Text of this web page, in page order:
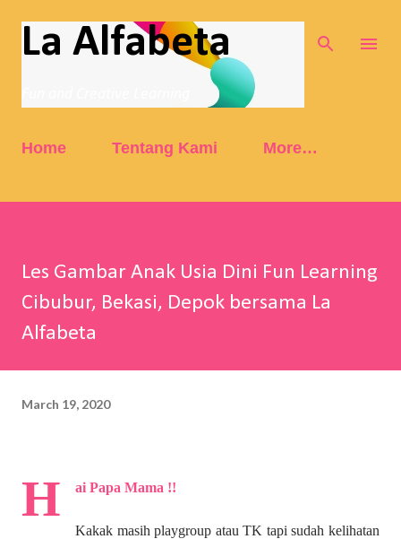
Skip to main content
La Alfabeta
Home Tentang Kami More…
Les Gambar Anak Usia Dini Fun Learning
Cibubur, Bekasi, Depok bersama La
Alfabeta
March 19, 2020
H ai Papa Mama !!
Kakak masih playgroup atau TK tapi sudah kelihatan